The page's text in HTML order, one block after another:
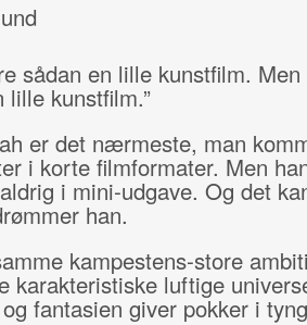
sådan en lille kunstfilm.
lille kunstfilm.”
er det nærmeste, man
i korte filmformater. Men
i mini-udgave. Og det
han.
kampestens-store
karakteristiske luftige
fantasien giver pokker i